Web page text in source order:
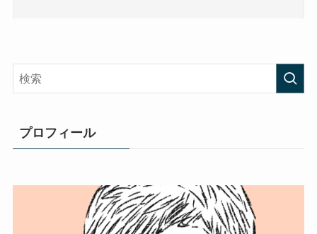
プロフィール